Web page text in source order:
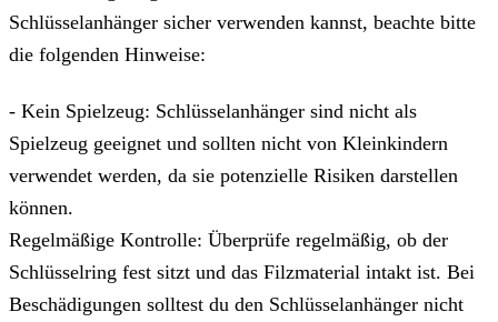
Schlüsselanhänger sicher verwenden kannst, beachte bitte
die folgenden Hinweise:
- Kein Spielzeug: Schlüsselanhänger sind nicht als
Spielzeug geeignet und sollten nicht von Kleinkindern
verwendet werden, da sie potenzielle Risiken darstellen
können.
Regelmäßige Kontrolle: Überprüfe regelmäßig, ob der
Schlüsselring fest sitzt und das Filzmaterial intakt ist. Bei
Beschädigungen solltest du den Schlüsselanhänger nicht